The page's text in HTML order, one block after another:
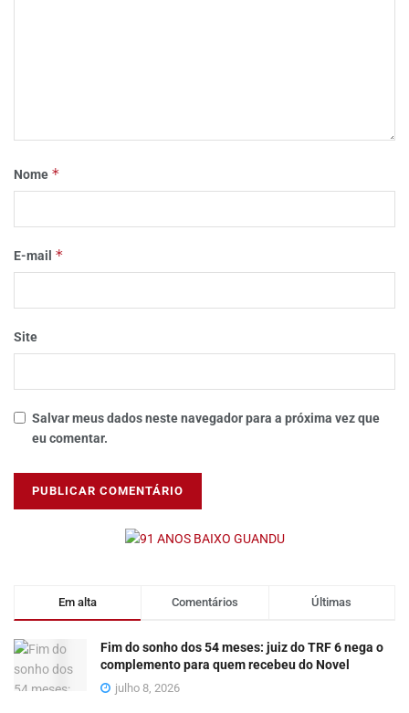
Nome *
E-mail *
Site
Salvar meus dados neste navegador para a próxima vez que
eu comentar.
Em alta Comentários Últimas
Fim do sonho dos 54 meses: juiz do TRF 6 nega o
complemento para quem recebeu do Novel
julho 8, 2026